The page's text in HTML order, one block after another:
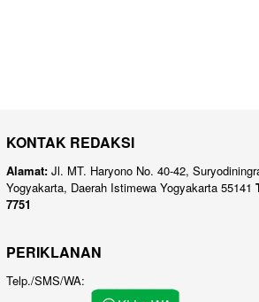
KONTAK REDAKSI
Alamat: Jl. MT. Haryono No. 40-42,
Yogyakarta, Daerah Istimewa Yogyakarta 55141
7751
PERIKLANAN
Telp./SMS/WA: